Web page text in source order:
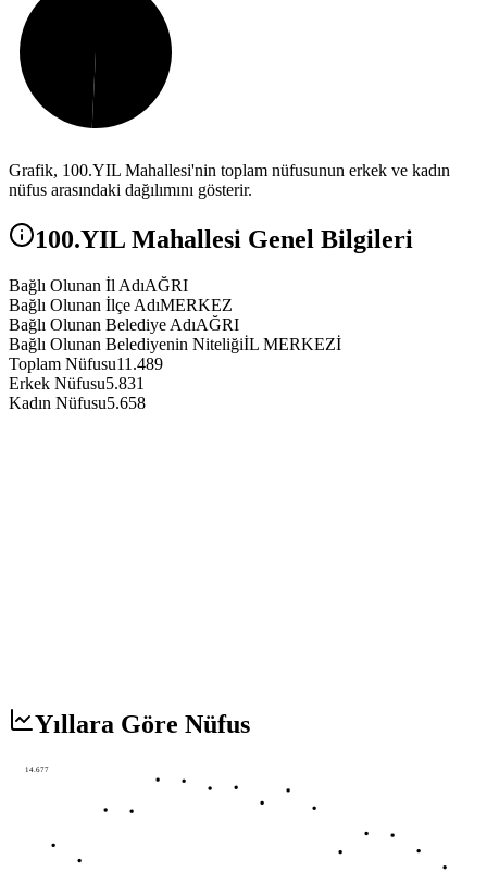
Grafik, 100.YIL Mahallesi'nin toplam nüfusunun erkek ve kadın
nüfus arasındaki dağılımını gösterir.
100.YIL Mahallesi Genel Bilgileri
Bağlı Olunan İl AdıAĞRI
Bağlı Olunan İlçe AdıMERKEZ
Bağlı Olunan Belediye AdıAĞRI
Bağlı Olunan Belediyenin NiteliğiİL MERKEZİ
Toplam Nüfusu11.489
Erkek Nüfusu5.831
Kadın Nüfusu5.658
Yıllara Göre Nüfus
14.677